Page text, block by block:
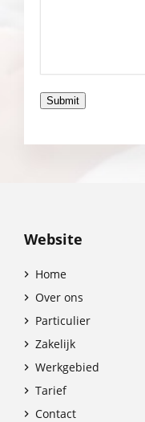
Submit
Website
 Home
 Over ons
 Particulier
 Zakelijk
 Werkgebied
 Tarief
 Contact